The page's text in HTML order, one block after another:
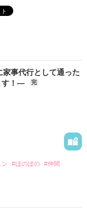
事代行として通った
す！―
完
ン #ほのぼの #仲間